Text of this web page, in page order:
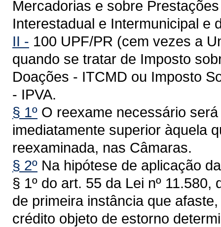
Mercadorias e sobre
Interestadual e Intermunicipal e
II - 100 UPF/PR (cem vezes a
quando se tratar de Imposto
Doações - ITCMD ou Imposto
- IPVA.
§ 1º O reexame necessário
imediatamente superior àquela
reexaminada, nas Câmaras.
§ 2º Na hipótese de aplicação
§ 1º do art. 55 da Lei nº
de primeira instância que
crédito objeto de estorno